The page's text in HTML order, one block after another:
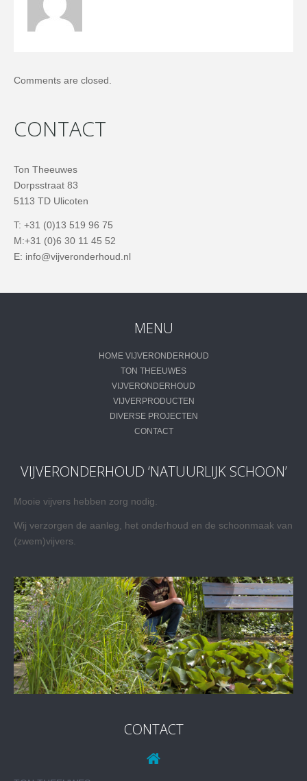
Comments are closed.
CONTACT
Ton Theeuwes
Dorpsstraat 83
5113 TD Ulicoten
T: +31 (0)13 519 96 75
M:+31 (0)6 30 11 45 52
E: info@vijveronderhoud.nl
MENU
HOME VIJVERONDERHOUD
TON THEEUWES
VIJVERONDERHOUD
VIJVERPRODUCTEN
DIVERSE PROJECTEN
CONTACT
VIJVERONDERHOUD ‘NATUURLIJK SCHOON’
Mooie vijvers hebben zorg nodig.
Wij verzorgen de aanleg, het onderhoud en de schoonmaak van
(zwem)vijvers.
CONTACT